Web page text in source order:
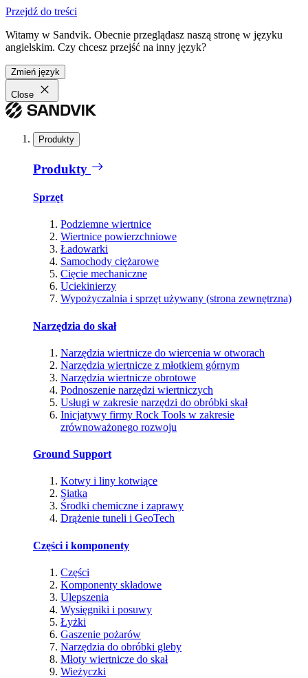
Przejdź do treści
Witamy w Sandvik. Obecnie przeglądasz naszą stronę w języku
angielskim. Czy chcesz przejść na inny język?
Zmień język
Close
Produkty
Produkty
Sprzęt
Podziemne wiertnice
Wiertnice powierzchniowe
Ładowarki
Samochody ciężarowe
Cięcie mechaniczne
Uciekinierzy
Wypożyczalnia i sprzęt używany (strona zewnętrzna)
Narzędzia do skał
Narzędzia wiertnicze do wiercenia w otworach
Narzędzia wiertnicze z młotkiem górnym
Narzędzia wiertnicze obrotowe
Podnoszenie narzędzi wiertniczych
Usługi w zakresie narzędzi do obróbki skał
Inicjatywy firmy Rock Tools w zakresie
zrównoważonego rozwoju
Ground Support
Kotwy i liny kotwiące
Siatka
Środki chemiczne i zaprawy
Drążenie tuneli i GeoTech
Części i komponenty
Części
Komponenty składowe
Ulepszenia
Wysięgniki i posuwy
Łyżki
Gaszenie pożarów
Narzędzia do obróbki gleby
Młoty wiertnicze do skał
Wieżyczki